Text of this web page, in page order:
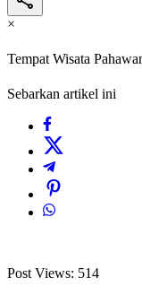
×
Tempat Wisata
Sebarkan artikel ini
Post Views: 514